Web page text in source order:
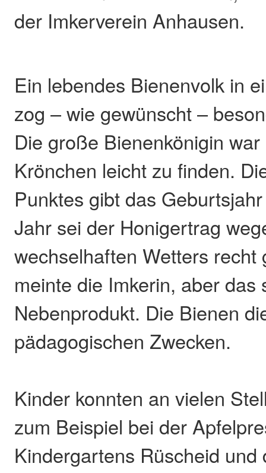
der Imkerverein Anhausen.
Ein lebendes Bienenvolk in
zog – wie gewünscht –
Die große Bienenkönigin
Krönchen leicht zu finden.
Punktes gibt das
Jahr sei der Honigertrag
wechselhaften Wetters recht
meinte die Imkerin, aber das
Nebenprodukt. Die Bienen
pädagogischen Zwecken.
Kinder konnten an vielen
zum Beispiel bei der
Kindergartens Rüscheid